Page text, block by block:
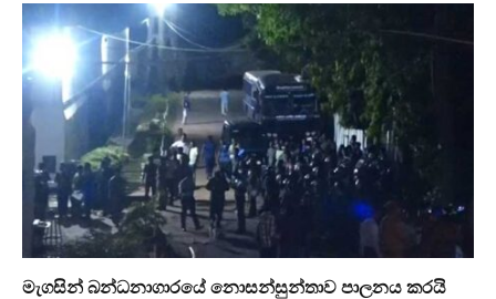
මැගසින් බන්ධනාගාරයේ නොසන්සුන්තාව පාලනය කරයි